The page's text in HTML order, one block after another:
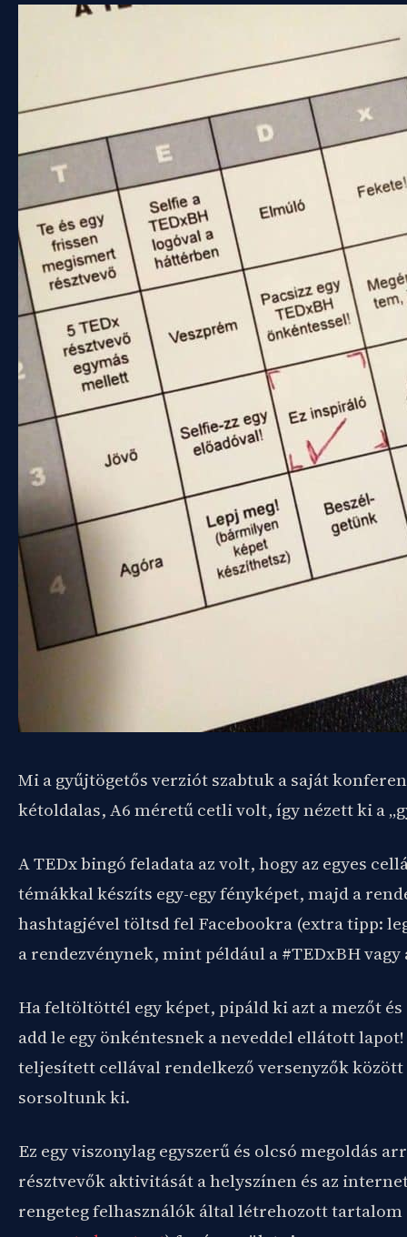
Mi a gyűjtögetős verziót szabtuk a saját
kétoldalas, A6 méretű cetli volt, így nézett ki a
A TEDx bingó feladata az volt, hogy az egyes
témákkal készíts egy-egy fényképet, majd a
hashtagjével töltsd fel Facebookra (extra tipp:
a rendezvénynek, mint például a #TEDxBH vagy
Ha feltöltöttél egy képet, pipáld ki azt a mezőt és
add le egy önkéntesnek a neveddel ellátott
teljesített cellával rendelkező versenyzők
sorsoltunk ki.
Ez egy viszonylag egyszerű és olcsó megoldás
résztvevők aktivitását a helyszínen és az
rengeteg felhasználók által létrehozott tartalom